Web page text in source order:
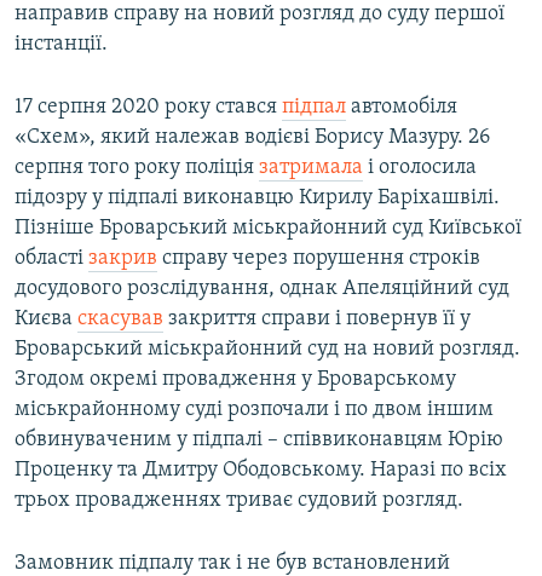
направив справу на новий розгляд до суду першої
інстанції.
17 серпня 2020 року стався підпал автомобіля
«Схем», який належав водієві Борису Мазуру. 26
серпня того року поліція затримала і оголосила
підозру у підпалі виконавцю Кирилу Баріхашвілі.
Пізніше Броварський міськрайонний суд Київської
області закрив справу через порушення строків
досудового розслідування, однак Апеляційний суд
Києва скасував закриття справи і повернув її у
Броварський міськрайонний суд на новий розгляд.
Згодом окремі провадження у Броварському
міськрайонному суді розпочали і по двом іншим
обвинуваченим у підпалі – співвиконавцям Юрію
Проценку та Дмитру Ободовському. Наразі по всіх
трьох провадженнях триває судовий розгляд.
Замовник підпалу так і не був встановлений